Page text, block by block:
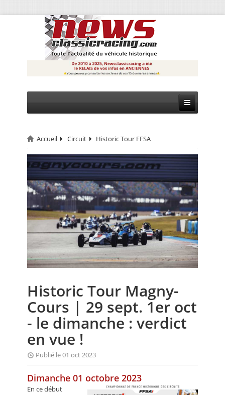
CIRCUIT
RALLYE
MONTAGNE
EVÈNEMENTS
CALENDRIER
FOCUS
ANNUAIRES
PETITES ANNONCES
Accueil Circuit Historic Tour FFSA
Historic Tour Magny-
Cours | 29 sept. 1er oct
- le dimanche : verdict
en vue !
Publié le 01 oct 2023
Dimanche 01 octobre 2023
En ce début